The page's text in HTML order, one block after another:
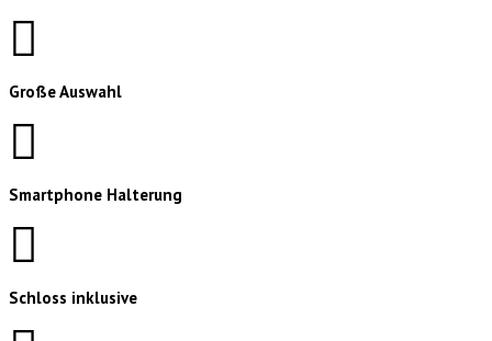
Große Auswahl
Smartphone Halterung
Schloss inklusive